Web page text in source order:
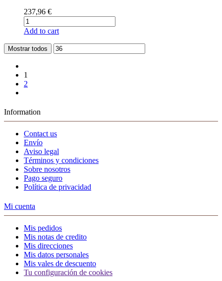
237,96 €
Add to cart
Mostrar todos
1
2
Information
Contact us
Envío
Aviso legal
Términos y condiciones
Sobre nosotros
Pago seguro
Política de privacidad
Mi cuenta
Mis pedidos
Mis notas de credito
Mis direcciones
Mis datos personales
Mis vales de descuento
Tu configuración de cookies